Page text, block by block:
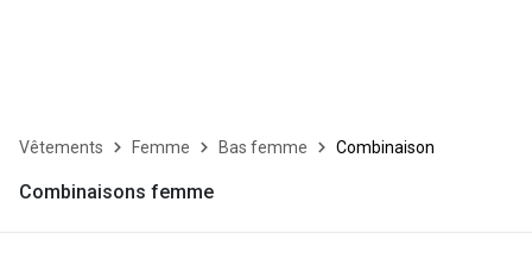
Vêtements Femme Bas femme Combinaison
Combinaisons femme